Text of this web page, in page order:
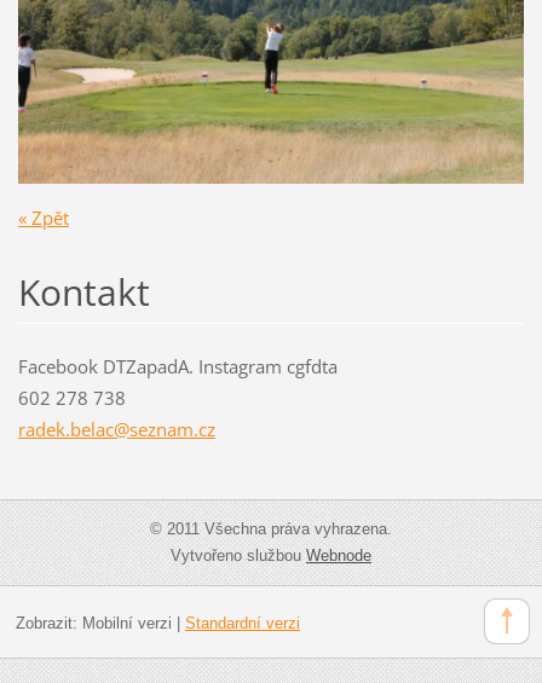
« Zpět
Kontakt
Facebook DTZapadA. Instagram cgfdta
602 278 738
radek.belac@seznam.cz
© 2011 Všechna práva vyhrazena.
Vytvořeno službouWebnode
Zobrazit: Mobilní verzi | Standardní verzi